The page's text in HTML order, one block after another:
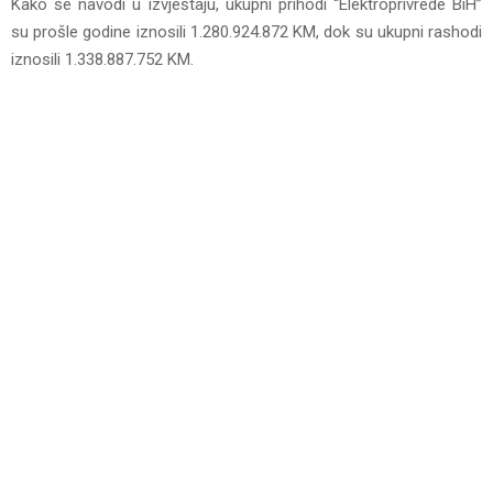
Kako se navodi u izvještaju, ukupni prihodi “Elektroprivrede BiH”
su prošle godine iznosili 1.280.924.872 KM, dok su ukupni rashodi
iznosili 1.338.887.752 KM.